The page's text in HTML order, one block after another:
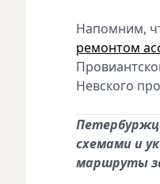
Напомним,
ремонтом
Невского
схемами и
маршруты